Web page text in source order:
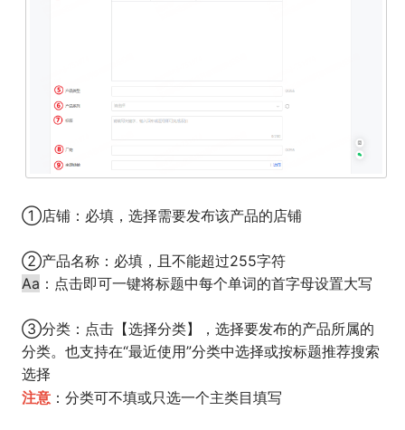
①店铺：必填，选择需要发布该产品的店铺
②产品名称：必填，且不能超过255字符
Aa ：点击即可一键将标题中每个单词的首字母设置大写
③分类：点击【选择分类】，选择要发布的产品所属的
分类。也支持在“最近使用”分类中选择或按标题推荐搜索
选择
注意 ：分类可不填或只选一个主类目填写